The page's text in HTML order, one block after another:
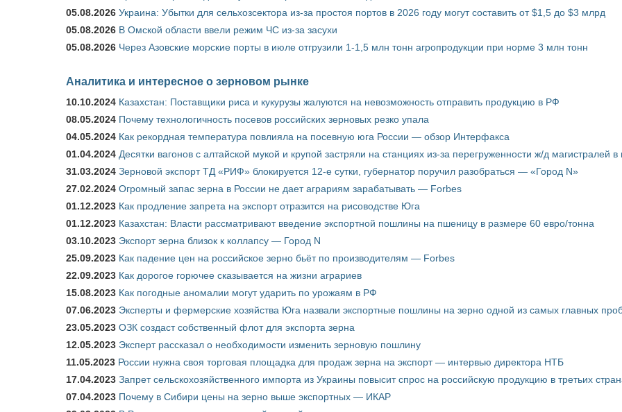
05.08.2026 Украина: Убытки для сельхозсектора из-за простоя портов в 2026 году могут составить от $1,5 до $3 млрд
05.08.2026 В Омской области ввели режим ЧС из-за засухи
05.08.2026 Через Азовские морские порты в июле отгрузили 1-1,5 млн тонн агропродукции при норме 3 млн тонн
Аналитика и интересное о зерновом рынке
10.10.2024 Казахстан: Поставщики риса и кукурузы жалуются на невозможность отправить продукцию в РФ
08.05.2024 Почему технологичность посевов российских зерновых резко упала
04.05.2024 Как рекордная температура повлияла на посевную юга России — обзор Интерфакса
01.04.2024 Десятки вагонов с алтайской мукой и крупой застряли на станциях из-за перегруженности ж/д магистралей
31.03.2024 Зерновой экспорт ТД «РИФ» блокируется 12-е сутки, губернатор поручил разобраться — «Город N»
27.02.2024 Огромный запас зерна в России не дает аграриям зарабатывать — Forbes
01.12.2023 Как продление запрета на экспорт отразится на рисоводстве Юга
01.12.2023 Казахстан: Власти рассматривают введение экспортной пошлины на пшеницу в размере 60 евро/тонна
03.10.2023 Экспорт зерна близок к коллапсу — Город N
25.09.2023 Как падение цен на российское зерно бьёт по производителям — Forbes
22.09.2023 Как дорогое горючее сказывается на жизни аграриев
15.08.2023 Как погодные аномалии могут ударить по урожаям в РФ
07.06.2023 Эксперты и фермерские хозяйства Юга назвали экспортные пошлины на зерно одной из самых главных
23.05.2023 ОЗК создаст собственный флот для экспорта зерна
12.05.2023 Эксперт рассказал о необходимости изменить зерновую пошлину
11.05.2023 России нужна своя торговая площадка для продаж зерна на экспорт — интервью директора НТБ
17.04.2023 Запрет сельскохозяйственного импорта из Украины повысит спрос на российскую продукцию в третьих
07.04.2023 Почему в Сибири цены на зерно выше экспортных — ИКАР